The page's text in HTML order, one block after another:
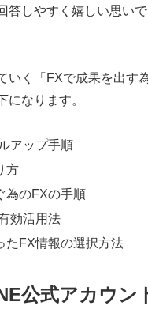
答しやすく嬉しい思い
いく「FXで成果を出す
になります。
アップ手順
方
為のFXの手順
効活用法
たFX情報の選択方法
公式アカウン